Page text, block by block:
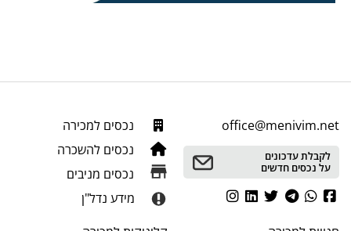
office@menivim.net
לקבלת עדכונים
על נכסים חדשים
נכסים למכירה
נכסים להשכרה
נכסים מניבים
מידע נדל"ן